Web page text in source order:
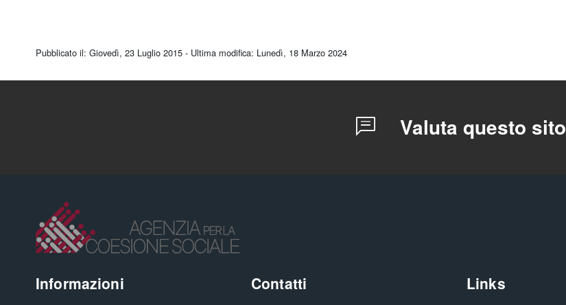
Pubblicato il: Giovedì, 23 Luglio 2015 - Ultima modifica: Lunedì, 18 Marzo 2024
Valuta questo sito
Informazioni Contatti Links